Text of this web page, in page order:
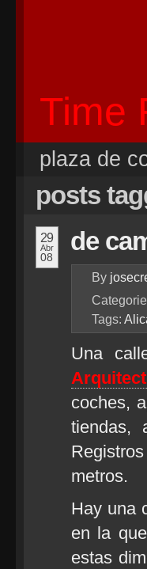
Time
plaza de
posts
29
Abr
08
de
By
Tags:
Una
coches,
tiendas,
metros.
Hay una
en la
estas